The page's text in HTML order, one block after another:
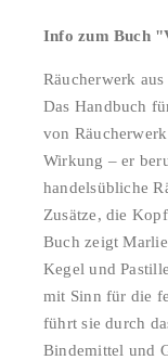
Info zum Buch
Räucherwerk
Das Handbuch
von
Wirkung – er
handelsübliche
Zusätze, die
Buch zeigt
Kegel und
mit Sinn für die
führt sie durch
Bindemittel und